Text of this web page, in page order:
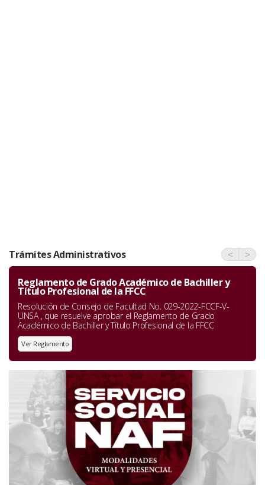
Trámites Administrativos < >
Reglamento de Grado Académico de Bachiller y
Título Profesional de la FFCC
Resolución de Consejo de Facultad No. 029-2022-FCCF-V-
UNSA , que resuelve aprobar el Reglamento de Grado
Académico de Bachiller y Título Profesional de la FFCC
Ver Reglamento